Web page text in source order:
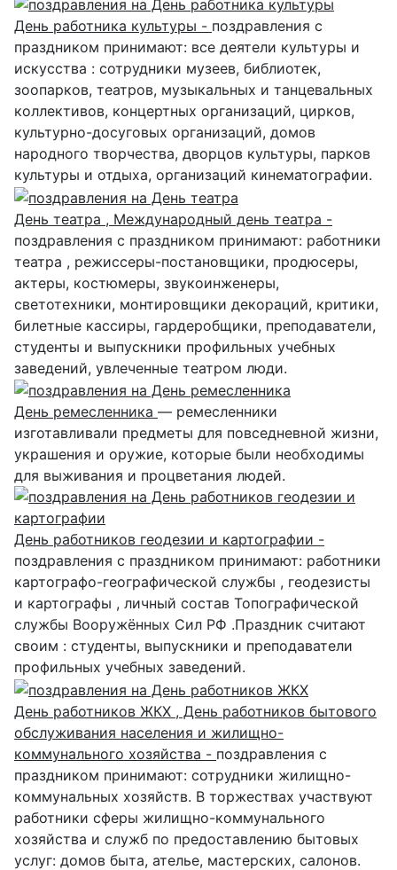
День работника культуры - поздравления с
праздником принимают: все деятели культуры и
искусства : сотрудники музеев, библиотек,
зоопарков, театров, музыкальных и танцевальных
коллективов, концертных организаций, цирков,
культурно-досуговых организаций, домов
народного творчества, дворцов культуры, парков
культуры и отдыха, организаций кинематографии.
День театра , Международный день театра -
поздравления с праздником принимают: работники
театра , режиссеры-постановщики, продюсеры,
актеры, костюмеры, звукоинженеры,
светотехники, монтировщики декораций, критики,
билетные кассиры, гардеробщики, преподаватели,
студенты и выпускники профильных учебных
заведений, увлеченные театром люди.
День ремесленника — ремесленники
изготавливали предметы для повседневной жизни,
украшения и оружие, которые были необходимы
для выживания и процветания людей.
День работников геодезии и картографии -
поздравления с праздником принимают: работники
картографо-географической службы , геодезисты
и картографы , личный состав Топографической
службы Вооружённых Сил РФ .Праздник считают
своим : студенты, выпускники и преподаватели
профильных учебных заведений.
День работников ЖКХ , День работников бытового
обслуживания населения и жилищно-
коммунального хозяйства - поздравления с
праздником принимают: сотрудники жилищно-
коммунальных хозяйств. В торжествах участвуют
работники сферы жилищно-коммунального
хозяйства и служб по предоставлению бытовых
услуг: домов быта, ателье, мастерских, салонов.